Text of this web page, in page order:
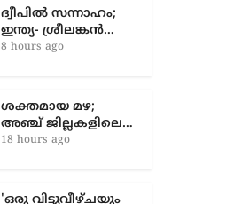
തുടരും;…
6 hours ago
ഇന്ത്യ- ശ്രീലങ്കൻ…
8 hours ago
അഞ്ച് ജില്ലകളിലെ…